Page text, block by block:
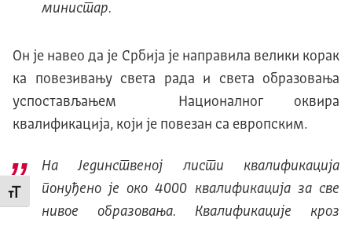
Промени величину слова
министар.
Он је навео да је Србија је направила велики корак
ка повезивању света рада и света образовања
успостављањем Националног оквира
квалификација, који је повезан са европским.
На Јединственој листи квалификација
понуђено је око 4000 квалификација за све
нивое образовања. Квалификације кроз